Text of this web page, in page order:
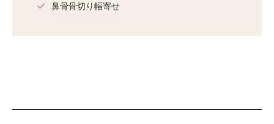
鼻骨骨切り幅寄せ